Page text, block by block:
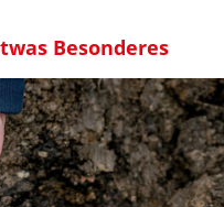
Besonderes